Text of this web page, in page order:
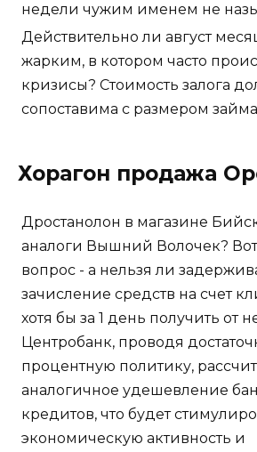
недели чужим именем не
Действительно ли август
жарким, в котором часто
кризисы? Стоимость залога
сопоставима с размером
Хорагон продажа
Дростанолон в магазине
аналоги Вышний Волочек?
вопрос - а нельзя ли
зачисление средств на счет
хотя бы за 1 день получить от
Центробанк, проводя
процентную политику,
аналогичное удешевление
кредитов, что будет
экономическую активность и